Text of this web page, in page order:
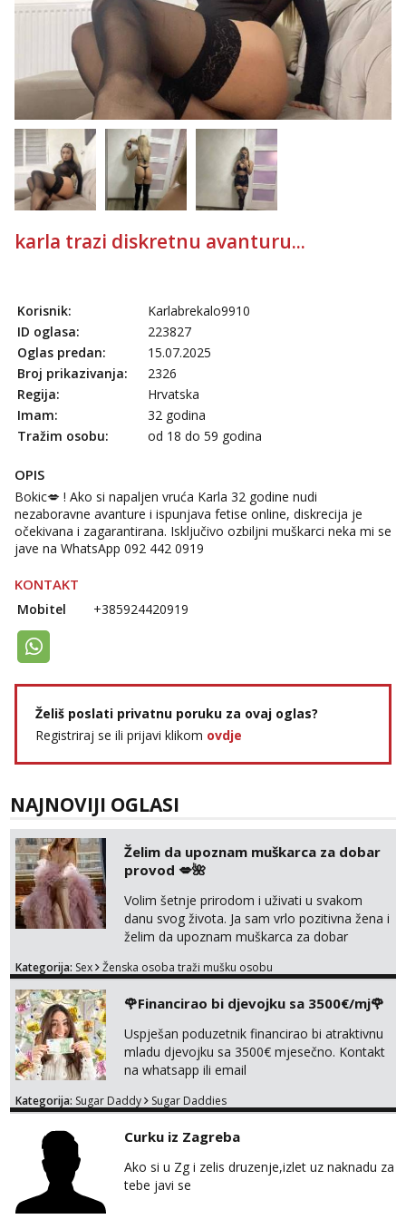
karla trazi diskretnu avanturu...
Korisnik:
Karlabrekalo9910
ID oglasa:
223827
Oglas predan:
15.07.2025
Broj prikazivanja:
2326
Regija:
Hrvatska
Imam:
32 godina
Tražim osobu:
od 18 do 59 godina
OPIS
Bokic💋 ! Ako si napaljen vruća Karla 32 godine nudi
nezaboravne avanture i ispunjava fetise online, diskrecija je
očekivana i zagarantirana. Isključivo ozbiljni muškarci neka mi se
jave na WhatsApp 092 442 0919
KONTAKT
Mobitel +385924420919
Želiš poslati privatnu poruku za ovaj oglas?
Registriraj se ili prijavi klikom ovdje
NAJNOVIJI OGLASI
Želim da upoznam muškarca za dobar
provod 💋🌺
Volim šetnje prirodom i uživati u svakom
danu svog života. Ja sam vrlo pozitivna žena i
želim da upoznam muškarca za dobar
na link ispod i nadji me tamo, cekam te!
Kategorija: Sex Ženska osoba traži mušku osobu
🌹Financirao bi djevojku sa 3500€/mj🌹
Uspješan poduzetnik financirao bi atraktivnu
mladu djevojku sa 3500€ mjesečno. Kontakt
na whatsapp ili email
Kategorija: Sugar Daddy Sugar Daddies
Curku iz Zagreba
Ako si u Zg i zelis druzenje,izlet uz naknadu za
tebe javi se